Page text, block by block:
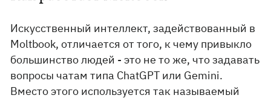
Искусственный интеллект, задействованный в
Moltbook, отличается от того, к чему привыкло
большинство людей - это не то же, что задавать
вопросы чатам типа ChatGPT или Gemini.
Вместо этого используется так называемый